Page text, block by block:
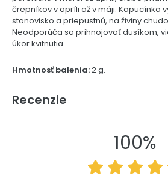
črepníkov v apríli až v máji. Kapucínka
stanovisko a priepustnú, na živiny
Neodporúča sa prihnojovať dusíkom,
úkor kvitnutia.
Hmotnosť balenia:2 g.
Recenzie
100%